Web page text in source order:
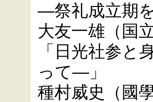
―祭礼成立期
大友一雄（国
「日光社参
って―」
種村威史（國